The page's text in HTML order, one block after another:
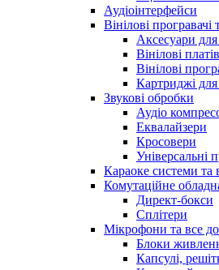
Аудіоінтерфейси
Вінілові програвачі
Аксесуари для
Вінілові
Вінілові
Картриджі для
Звукові обробки
Аудіо
Еквалайзери
Кросовери
Універсальні
Караоке системи та
Комутаційне
Директ-бокси
Сплітери
Мікрофони та все
Блоки
Капсулі,